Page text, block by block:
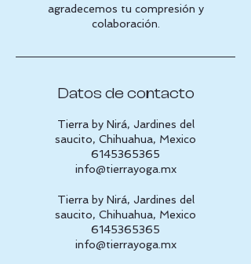
agradecemos tu compresión y
colaboración.
Datos de contacto
Tierra by Nirá, Jardines del
saucito, Chihuahua, Mexico
6145365365
info@tierrayoga.mx
Tierra by Nirá, Jardines del
saucito, Chihuahua, Mexico
6145365365
info@tierrayoga.mx